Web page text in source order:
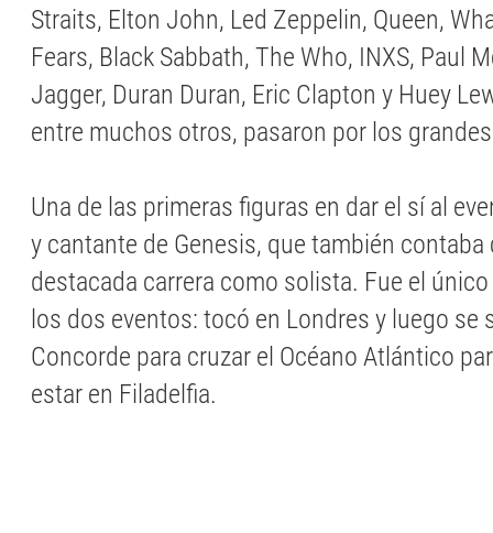
Straits, Elton John, Led Zeppelin, Queen,
Fears, Black Sabbath, The Who, INXS, Paul
Jagger, Duran Duran, Eric Clapton y Huey
entre muchos otros, pasaron por los
Una de las primeras figuras en dar el sí al
y cantante de Genesis, que también contaba
destacada carrera como solista. Fue el
los dos eventos: tocó en Londres y luego se
Concorde para cruzar el Océano Atlántico
estar en Filadelfia.